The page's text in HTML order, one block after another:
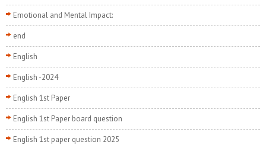
Emotional and Mental Impact:
end
English
English -2024
English 1st Paper
English 1st Paper board question
English 1st paper question 2025